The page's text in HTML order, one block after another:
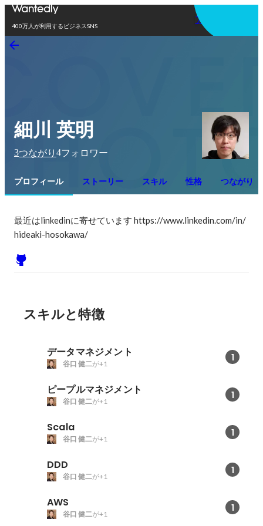
400万人が利用するビジネスSNS
アプリを使う
細川 英明
3つながり 4フォロワー
プロフィール ストーリー スキル 性格 つながり
最近はlinkedinに寄せています https://www.linkedin.com/in/
hideaki-hosokawa/
スキルと特徴
データマネジメント 1
谷口 健二が+1
ピープルマネジメント 1
谷口 健二が+1
Scala 1
谷口 健二が+1
DDD 1
谷口 健二が+1
AWS 1
谷口 健二が+1